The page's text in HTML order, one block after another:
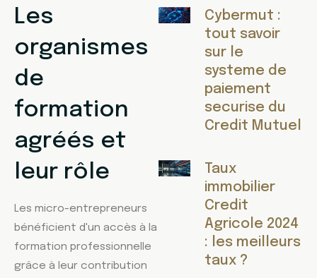
Les
organismes
de
formation
agréés et
leur rôle
Les micro-entrepreneurs
bénéficient d'un accès à la
formation professionnelle
grâce à leur contribution
Cybermut :
tout savoir
sur le
systeme de
paiement
securise du
Credit Mutuel
Taux
immobilier
Credit
Agricole 2024
: les meilleurs
taux ?